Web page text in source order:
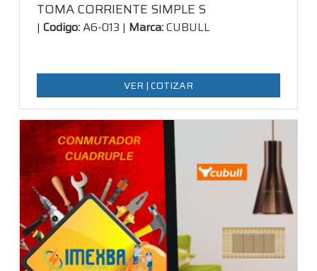
TOMA CORRIENTE SIMPLE S
| Codigo:A6-013 | Marca:CUBULL